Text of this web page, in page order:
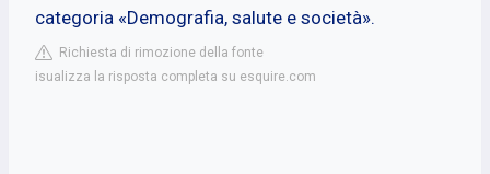
categoria «Demografia, salute e società».
Richiesta di rimozione della fonte
isualizza la risposta completa su esquire.com